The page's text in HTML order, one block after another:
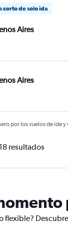
corto de solo ida
Aires
Cana
Internacional Ministro
Aires
Cana
Internacional Ministro
por los vuelos de ida
resultados
flexible?